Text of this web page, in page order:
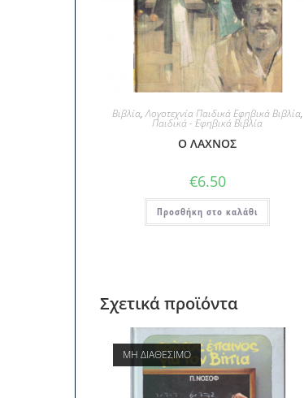
Βιβλία,Λογοτεχνία Παιδικά Εφηβικά Βιβλία,
Παιδικά - Εφηβικά Βιβλία
Ο ΛΑΧΝΟΣ
€6.50
Προσθήκη στο καλάθι
Σχετικά προϊόντα
ΜΗ ΔΙΑΘΕΣΙΜΟ